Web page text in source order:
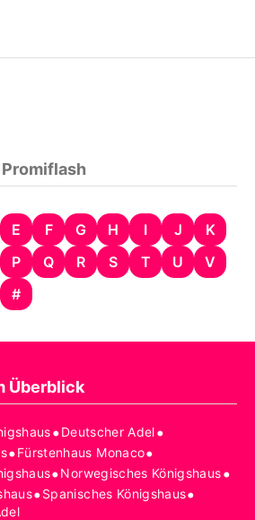
E F G H I J
K
P Q R S T U
V
#
Überblick
•Deutscher Adel•
•Fürstenhaus Monaco•
•Norwegisches Königshaus•
•Spanisches Königshaus•